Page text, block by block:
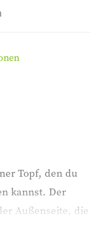
Topf, den du
kannst. Der
Außenseite, die
aus Kunststoff,